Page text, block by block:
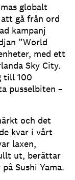
globalt
gå från ord
kampanj
”World
med ett
Sky City.
till 100
pusselbiten –
och det
kvar i vårt
laxen,
ut, berättar
Sushi Yama.